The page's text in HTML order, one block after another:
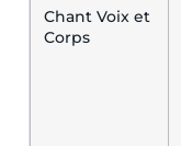
Chant Voix et
Corps